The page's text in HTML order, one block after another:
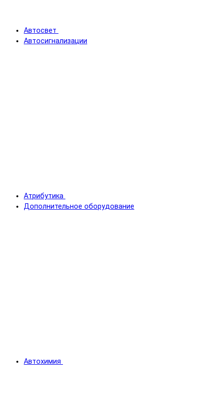
Автосвет
Автосигнализации
Атрибутика
Дополнительное оборудование
Автохимия